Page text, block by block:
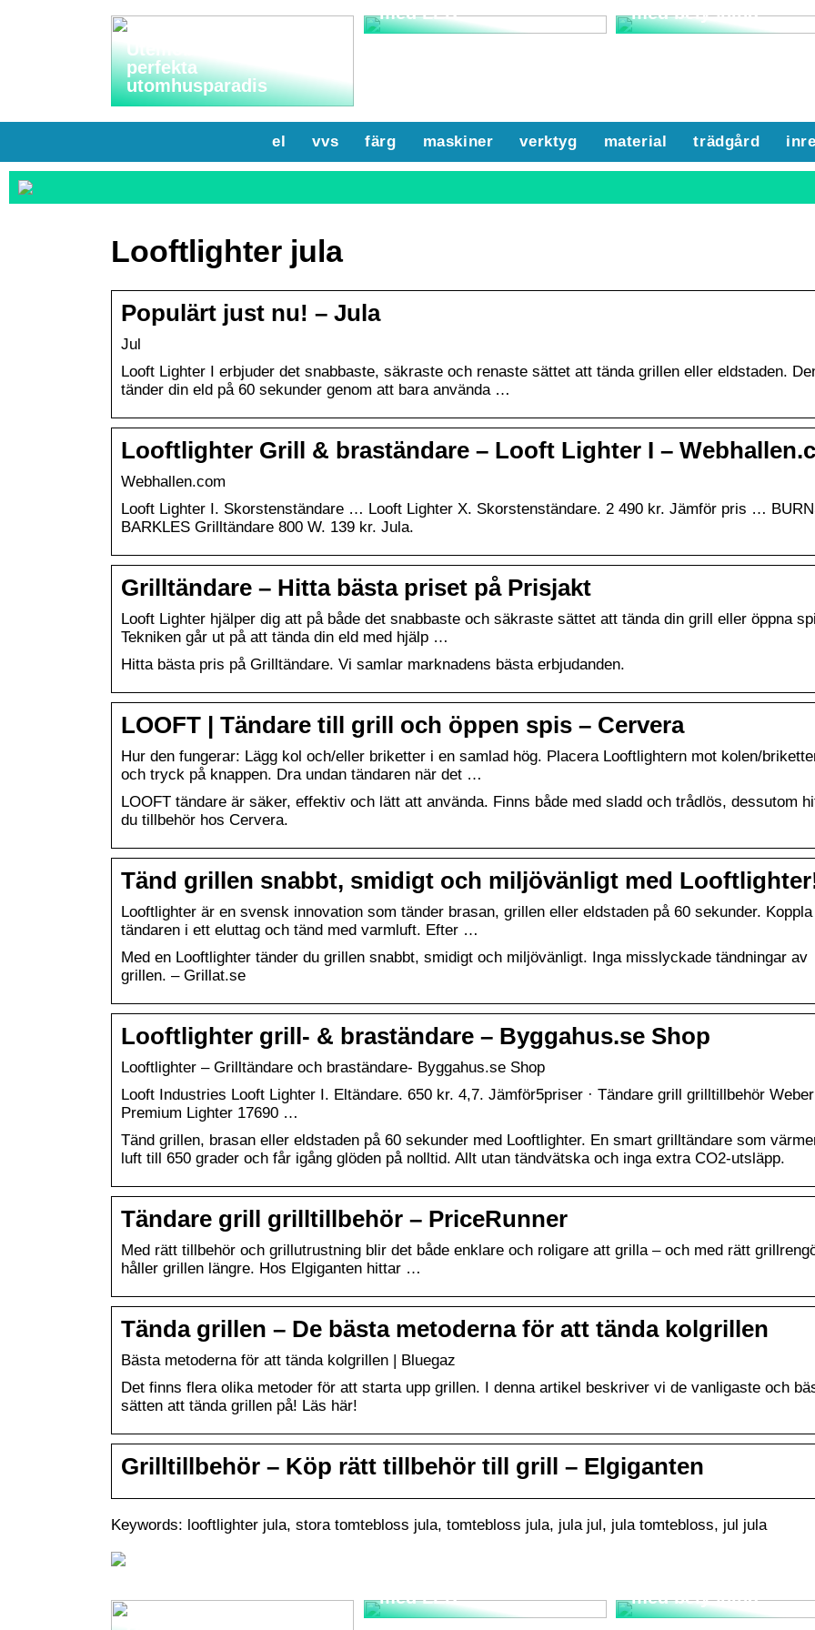
Utemöbler: Skapa ditt
perfekta
utomhusparadis
med LED
med belysning
el vvs färg maskiner verktyg material trädgård
Looftlighter jula
Populärt just nu! – Jula
Jul
Looft Lighter I erbjuder det snabbaste, säkraste och renaste sättet att tända grillen eller eldstaden.
tänder din eld på 60 sekunder genom att bara använda …
Looftlighter Grill & braständare – Looft Lighter I –
Webhallen.com
Looft Lighter I. Skorstenständare … Looft Lighter X. Skorstenständare. 2 490 kr. Jämför pris …
BARKLES Grilltändare 800 W. 139 kr. Jula.
Grilltändare – Hitta bästa priset på Prisjakt
Looft Lighter hjälper dig att på både det snabbaste och säkraste sättet att tända din grill eller öppna
Tekniken går ut på att tända din eld med hjälp …
Hitta bästa pris på Grilltändare. Vi samlar marknadens bästa erbjudanden.
LOOFT | Tändare till grill och öppen spis – Cervera
Hur den fungerar: Lägg kol och/eller briketter i en samlad hög. Placera Looftlightern mot kolen/
och tryck på knappen. Dra undan tändaren när det …
LOOFT tändare är säker, effektiv och lätt att använda. Finns både med sladd och trådlös, dessutom
du tillbehör hos Cervera.
Tänd grillen snabbt, smidigt och miljövänligt med
Looftlighter är en svensk innovation som tänder brasan, grillen eller eldstaden på 60 sekunder.
tändaren i ett eluttag och tänd med varmluft. Efter …
Med en Looftlighter tänder du grillen snabbt, smidigt och miljövänligt. Inga misslyckade tändningar av
grillen. – Grillat.se
Looftlighter grill- & braständare – Byggahus.se Shop
Looftlighter – Grilltändare och braständare- Byggahus.se Shop
Looft Industries Looft Lighter I. Eltändare. 650 kr. 4,7. Jämför5priser · Tändare grill grilltillbehör Weber
Premium Lighter 17690 …
Tänd grillen, brasan eller eldstaden på 60 sekunder med Looftlighter. En smart grilltändare som
luft till 650 grader och får igång glöden på nolltid. Allt utan tändvätska och inga extra CO2-utsläpp.
Tändare grill grilltillbehör – PriceRunner
Med rätt tillbehör och grillutrustning blir det både enklare och roligare att grilla – och med rätt
håller grillen längre. Hos Elgiganten hittar …
Tända grillen – De bästa metoderna för att tända kolgrillen
Bästa metoderna för att tända kolgrillen | Bluegaz
Det finns flera olika metoder för att starta upp grillen. I denna artikel beskriver vi de vanligaste och
sätten att tända grillen på! Läs här!
Grilltillbehör – Köp rätt tillbehör till grill – Elgiganten
Keywords: looftlighter jula, stora tomtebloss jula, tomtebloss jula, jula jul, jula tomtebloss, jul jula
med LED
med belysning